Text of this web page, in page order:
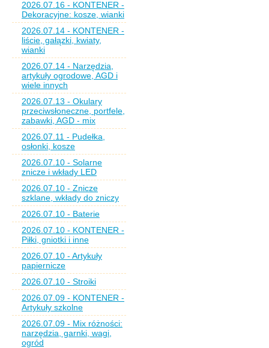
2026.07.16 - KONTENER -
Dekoracyjne: kosze, wianki
2026.07.14 - KONTENER -
liście, gałązki, kwiaty,
wianki
2026.07.14 - Narzędzia,
artykuły ogrodowe, AGD i
wiele innych
2026.07.13 - Okulary
przeciwsłoneczne, portfele,
zabawki, AGD - mix
2026.07.11 - Pudełka,
osłonki, kosze
2026.07.10 - Solarne
znicze i wkłady LED
2026.07.10 - Znicze
szklane, wkłady do zniczy
2026.07.10 - Baterie
2026.07.10 - KONTENER -
Piłki, gniotki i inne
2026.07.10 - Artykuły
papiernicze
2026.07.10 - Stroiki
2026.07.09 - KONTENER -
Artykuły szkolne
2026.07.09 - Mix różności:
narzędzia, garnki, wagi,
ogród